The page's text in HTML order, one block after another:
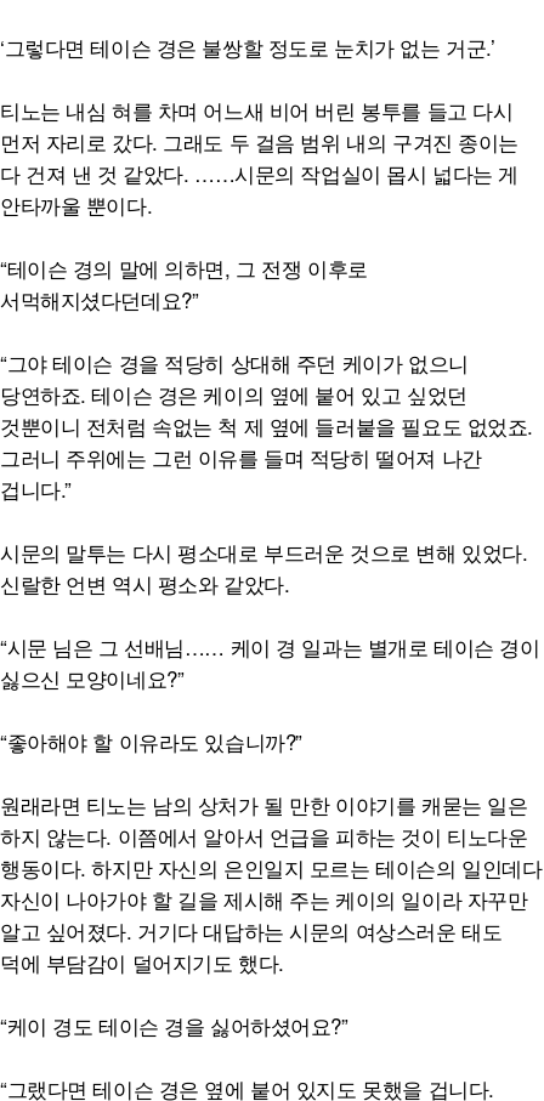
‘그렇다면 테이슨 경은 불쌍할 정도로 눈치가 없는 거군.’
티노는 내심 혀를 차며 어느새 비어 버린 봉투를 들고 다시
먼저 자리로 갔다. 그래도 두 걸음 범위 내의 구겨진 종이는
다 건져 낸 것 같았다. ……시문의 작업실이 몹시 넓다는 게
안타까울 뿐이다.
“테이슨 경의 말에 의하면, 그 전쟁 이후로
서먹해지셨다던데요?”
“그야 테이슨 경을 적당히 상대해 주던 케이가 없으니
당연하죠. 테이슨 경은 케이의 옆에 붙어 있고 싶었던
것뿐이니 전처럼 속없는 척 제 옆에 들러붙을 필요도 없었죠.
그러니 주위에는 그런 이유를 들며 적당히 떨어져 나간
겁니다.”
시문의 말투는 다시 평소대로 부드러운 것으로 변해 있었다.
신랄한 언변 역시 평소와 같았다.
“시문 님은 그 선배님…… 케이 경 일과는 별개로 테이슨 경이
싫으신 모양이네요?”
“좋아해야 할 이유라도 있습니까?”
원래라면 티노는 남의 상처가 될 만한 이야기를 캐묻는 일은
하지 않는다. 이쯤에서 알아서 언급을 피하는 것이 티노다운
행동이다. 하지만 자신의 은인일지 모르는 테이슨의 일인데다
자신이 나아가야 할 길을 제시해 주는 케이의 일이라 자꾸만
알고 싶어졌다. 거기다 대답하는 시문의 여상스러운 태도
덕에 부담감이 덜어지기도 했다.
“케이 경도 테이슨 경을 싫어하셨어요?”
“그랬다면 테이슨 경은 옆에 붙어 있지도 못했을 겁니다.